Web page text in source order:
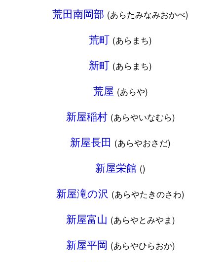
荒田南岡部 (あらたみなみおかべ)
荒町 (あらまち)
新町 (あらまち)
荒屋 (あらや)
新屋稲村 (あらやいなむら)
新屋長田 (あらやおさだ)
新屋栄館 ()
新屋滝の沢 (あらやたきのさわ)
新屋富山 (あらやとみやま)
新屋平岡 (あらやひらおか)